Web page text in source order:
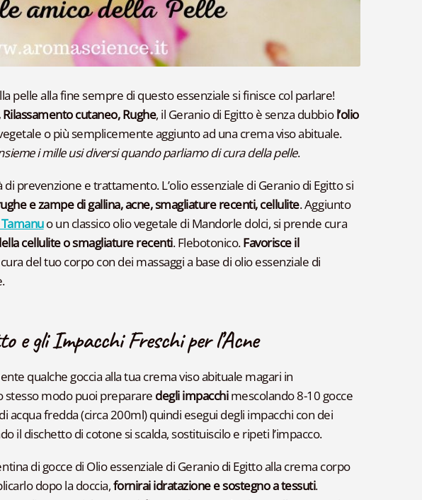
pelle alla fine sempre di questo essenziale si finisce col parlare!
cutaneo, Rughe, il Geranio di Egitto è senza dubbiol’olio
o più semplicemente aggiunto ad una crema viso abituale.
i mille usi diversi quando parliamo di cura della pelle.
prevenzione e trattamento. L’olio essenziale di Geranio di Egitto si
e zampe di gallina, acne, smagliature recenti, cellulite. Aggiunto
o un classico olio vegetale di Mandorle dolci, si prende cura
cellulite o smagliature recenti. Flebotonico.Favorisce il
del tuo corpo con dei massaggi a base di olio essenziale di
e gli Impacchi Freschi per l’Acne
qualche goccia alla tua crema viso abituale magari in
stesso modo puoi preparare degli impacchimescolando 8-10 gocce
acqua fredda (circa 200ml) quindi esegui degli impacchi con dei
il dischetto di cotone si scalda, sostituiscilo e ripeti l’impacco.
di gocce di Olio essenziale di Geranio di Egitto alla crema corpo
dopo la doccia,fornirai idratazione e sostegno a tessuti.